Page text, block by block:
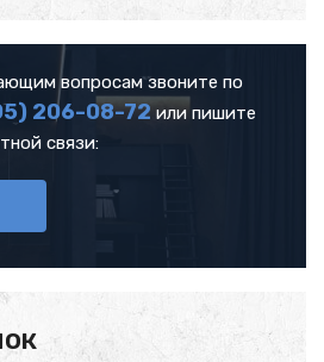
вопросам звоните по
206-08-72 или пишите
связи: